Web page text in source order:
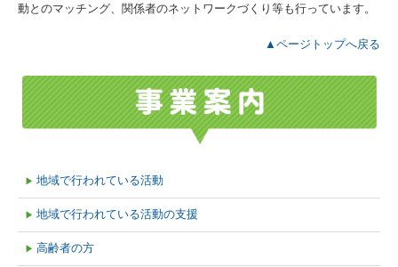
動とのマッチング、関係者のネットワークづくり等も行っています。
▲ページトップへ戻る
▶ 地域で行われている活動
▶ 地域で行われている活動の支援
▶ 高齢者の方